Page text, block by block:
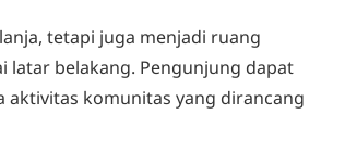
tetapi juga menjadi ruang
latar belakang. Pengunjung dapat
komunitas yang dirancang